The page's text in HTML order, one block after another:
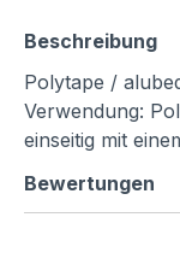
Beschreibung
Polytape /
Verwendung:
einseitig mit
Bewertungen